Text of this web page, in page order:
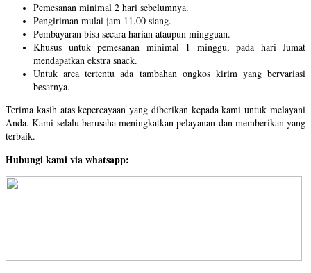
Pemesanan minimal 2 hari sebelumnya.
Pengiriman mulai jam 11.00 siang.
Pembayaran bisa secara harian ataupun mingguan.
Khusus untuk pemesanan minimal 1 minggu, pada hari Jumat
mendapatkan ekstra snack.
Untuk area tertentu ada tambahan ongkos kirim yang bervariasi
besarnya.
Terima kasih atas kepercayaan yang diberikan kepada kami untuk melayani
Anda. Kami selalu berusaha meningkatkan pelayanan dan memberikan yang
terbaik.
Hubungi kami via whatsapp: